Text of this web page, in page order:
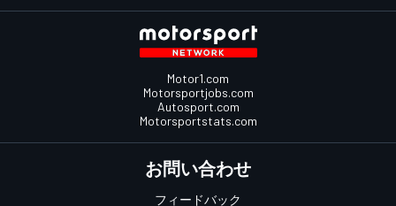
Motor1.com
Motorsportjobs.com
Autosport.com
Motorsportstats.com
お問い合わせ
フィードバック